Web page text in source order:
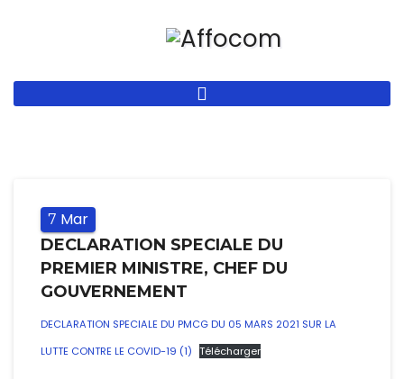
7 Mar
DECLARATION SPECIALE DU
PREMIER MINISTRE, CHEF DU
GOUVERNEMENT
DECLARATION SPECIALE DU PMCG DU 05 MARS 2021 SUR LA
LUTTE CONTRE LE COVID-19 (1) Télécharger